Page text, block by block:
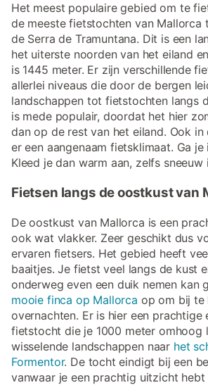
Het meest populaire gebied om te
de meeste fietstochten van Mallorca
de Serra de Tramuntana. Dit is een
het uiterste noorden van het eiland
is 1445 meter. Er zijn verschillende
allerlei niveaus die door de bergen
landschappen tot fietstochten langs
is mede populair, doordat het hier
dan op de rest van het eiland. Ook in
er een aangenaam fietsklimaat. Ga
Kleed je dan warm aan, zelfs
Fietsen langs de oostkust van
De oostkust van Mallorca is een
ook wat vlakker. Zeer geschikt dus
ervaren fietsers. Het gebied heeft
baaitjes. Je fietst veel langs de kust
onderweg even een duik nemen kan
mooie finca op Mallorca op om bij te
overnachten. Er is hier een prachtige
fietstocht die je 1000 meter omhoog
wisselende landschappen naar het
Formentor. De tocht eindigt bij een
vanwaar je een prachtig uitzicht hebt